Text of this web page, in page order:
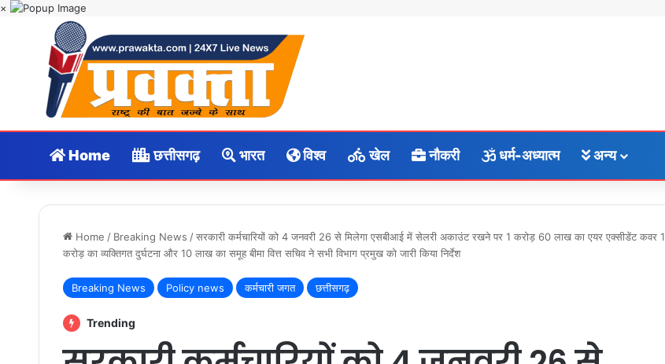
×
Home छत्तीसगढ़ भारत विश्व खेल नौकरी धर्म-अध्यात्म अन्य
Home / Breaking News / सरकारी कर्मचारियों को 4 जनवरी 26 से मिलेगा एसबीआई में सेलरी अकाउंट रखने पर 1 करोड़ 60 लाख का एयर एक्सीडेंट कवर 1
करोड़ का व्यक्तिगत दुर्घटना और 10 लाख का समूह बीमा वित्त सचिव ने सभी विभाग प्रमुख को जारी किया निर्देश
Breaking News Policy news कर्मचारी जगत छत्तीसगढ़
Trending